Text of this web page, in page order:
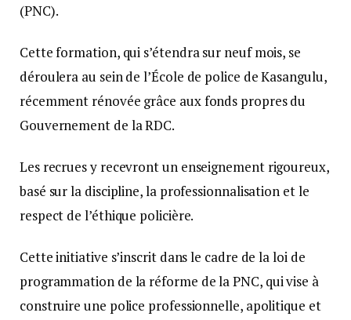
(PNC).
Cette formation, qui s’étendra sur neuf mois, se
déroulera au sein de l’École de police de Kasangulu,
récemment rénovée grâce aux fonds propres du
Gouvernement de la RDC.
Les recrues y recevront un enseignement rigoureux,
basé sur la discipline, la professionnalisation et le
respect de l’éthique policière.
Cette initiative s’inscrit dans le cadre de la loi de
programmation de la réforme de la PNC, qui vise à
construire une police professionnelle, apolitique et